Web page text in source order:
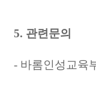
5. 관련문의
- 바롬인성교육